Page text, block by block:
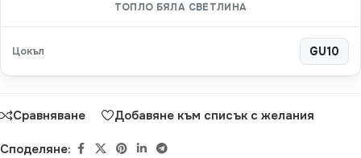
ТОПЛО БЯЛА СВЕТЛИНА
Цокъл GU10
Сравняване Добавяне към списък с желания
Споделяне: